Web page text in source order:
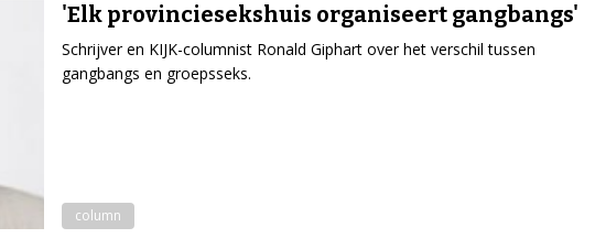
'Elk provinciesekshuis organiseert gangbangs'
Schrijver en KIJK-columnist Ronald Giphart over het verschil tussen
gangbangs en groepsseks.
column